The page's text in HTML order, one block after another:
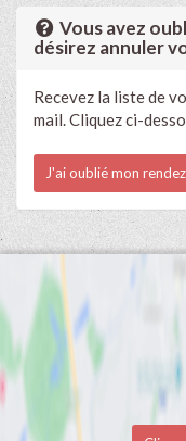
Vous avez
désirez annuler
Recevez la liste de
mail. Cliquez ci-
J'ai oublié mon